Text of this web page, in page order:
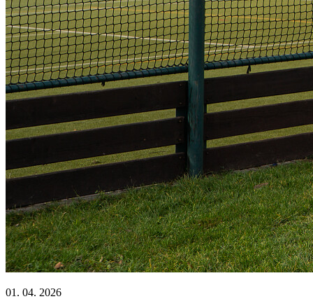
01. 04. 2026